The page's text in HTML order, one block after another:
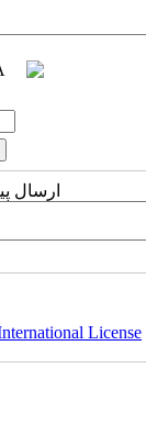
ارسال
License